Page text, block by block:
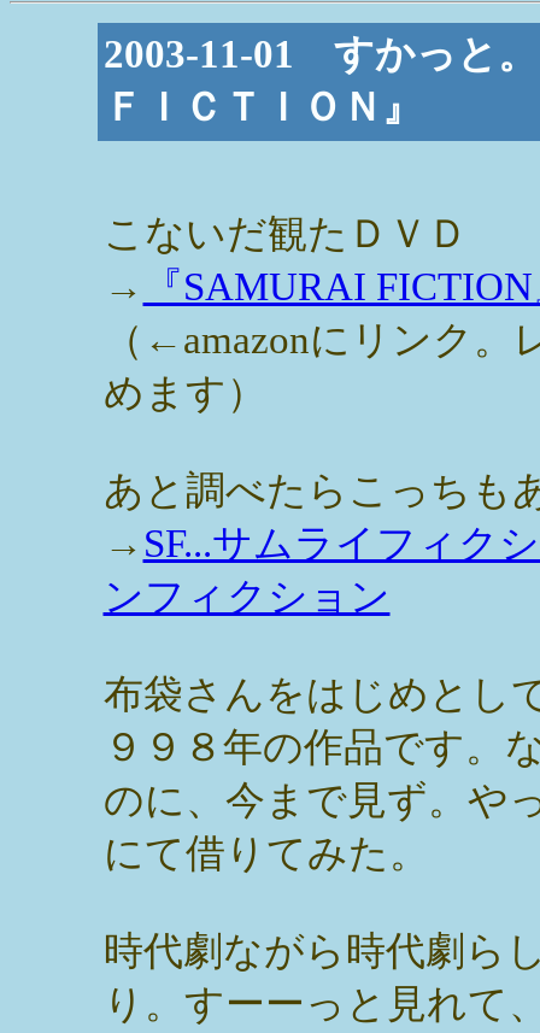
2003-11-01 すかっと
ＦＩＣＴＩＯＮ』
こないだ観たＤＶＤ
→
『SAMURAI
（←amazonにリンク。
めます）
あと調べたらこっちも
→ SF...サムライフィク
ンフィクション
布袋さんをはじめとし
９９８年の作品です。
のに、今まで見ず。や
にて借りてみた。
時代劇ながら時代劇ら
り。すーーっと見れて